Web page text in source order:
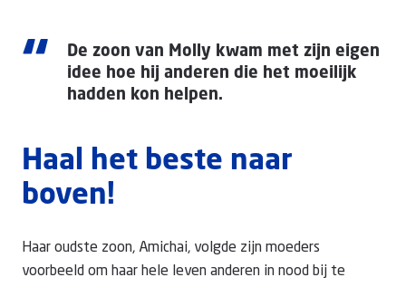
“
De zoon van Molly kwam met zijn eigen
idee hoe hij anderen die het moeilijk
hadden kon helpen.
Haal het beste naar
boven!
Haar oudste zoon, Amichai, volgde zijn moeders
voorbeeld om haar hele leven anderen in nood bij te